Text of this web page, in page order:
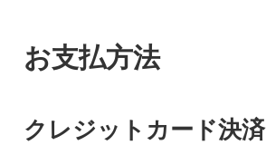
お支払方法
クレジットカード決済